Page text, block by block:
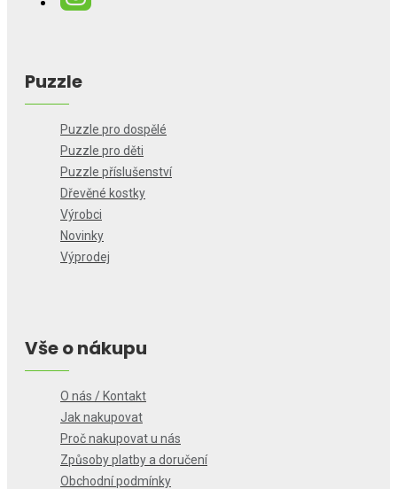
Puzzle
Puzzle pro dospělé
Puzzle pro děti
Puzzle příslušenství
Dřevěné kostky
Výrobci
Novinky
Výprodej
Vše o nákupu
O nás / Kontakt
Jak nakupovat
Proč nakupovat u nás
Způsoby platby a doručení
Obchodní podmínky